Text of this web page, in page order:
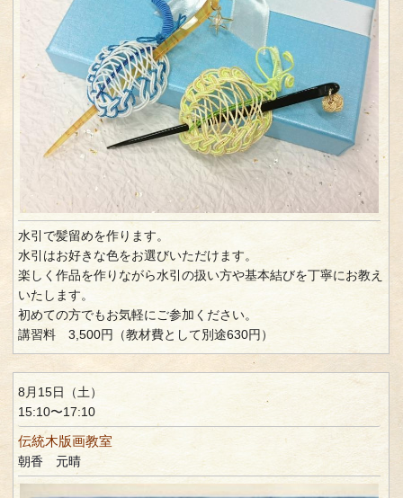
水引で髪留めを作ります。
水引はお好きな色をお選びいただけます。
楽しく作品を作りながら水引の扱い方や基本結びを丁寧にお教え
いたします。
初めての方でもお気軽にご参加ください。
講習料 3,500円（教材費として別途630円）
8月15日（土）
15:10〜17:10
伝統木版画教室
朝香 元晴